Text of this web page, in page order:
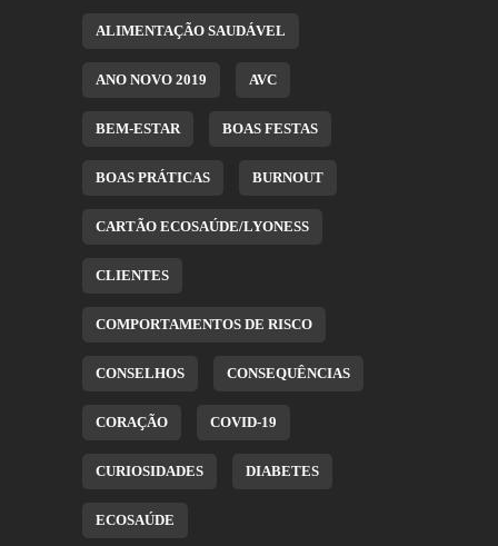
ALIMENTAÇÃO SAUDÁVEL
ANO NOVO 2019 AVC
BEM-ESTAR BOAS FESTAS
BOAS PRÁTICAS BURNOUT
CARTÃO ECOSAÚDE/LYONESS
CLIENTES
COMPORTAMENTOS DE RISCO
CONSELHOS CONSEQUÊNCIAS
CORAÇÃO COVID-19
CURIOSIDADES DIABETES
ECOSAÚDE